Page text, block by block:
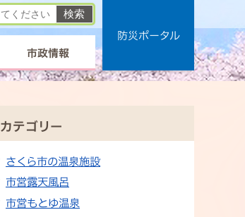
市政情報
防災ポータル
カテゴリー
さくら市の温泉施設
市営露天風呂
市営もとゆ温泉